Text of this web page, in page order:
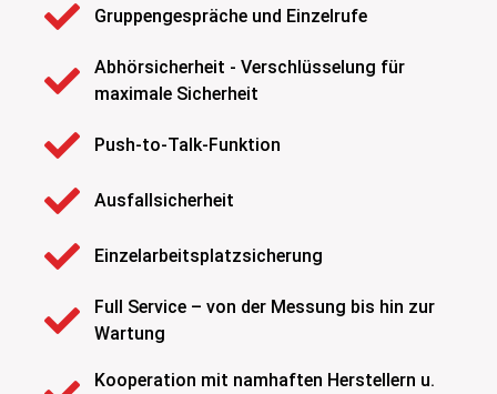
Gruppengespräche und Einzelrufe
Abhörsicherheit - Verschlüsselung für
maximale Sicherheit
Push-to-Talk-Funktion
Ausfallsicherheit
Einzelarbeitsplatzsicherung
Full Service – von der Messung bis hin zur
Wartung
Kooperation mit namhaften Herstellern u.